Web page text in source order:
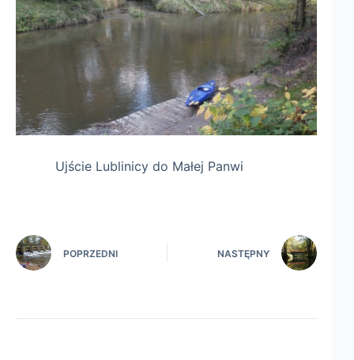
Ujście Lublinicy do Małej Panwi
POPRZEDNI NASTĘPNY